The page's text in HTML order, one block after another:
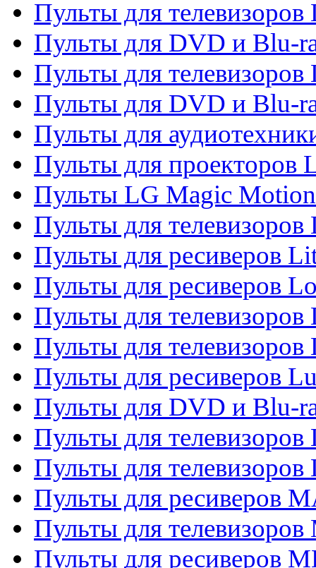
Пульты для телевизоров
Пульты для DVD и Blu-
Пульты для телевизоров
Пульты для DVD и Blu-
Пульты для
Пульты для проекторов
Пульты LG Magic Motion
Пульты для
Пульты для ресиверов
Пульты для ресиверов
Пульты для телевизоров
Пульты для
Пульты для ресиверов
Пульты для DVD и Blu-
Пульты для телевизоров
Пульты для телевизоров
Пульты для ресиверов
Пульты для телевизоров
Пульты для ресиверов